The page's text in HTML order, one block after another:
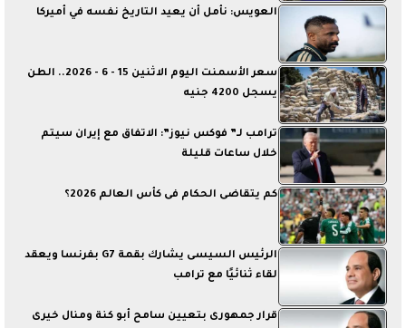
العويس: نأمل أن يعيد التاريخ نفسه في أميركا
سعر الأسمنت اليوم الاثنين 15 - 6 - 2026.. الطن
يسجل 4200 جنيه
ترامب لـ” فوكس نيوز”: الاتفاق مع إيران سيتم
خلال ساعات قليلة
كم يتقاضى الحكام فى كأس العالم 2026؟
الرئيس السيسى يشارك بقمة G7 بفرنسا ويعقد
لقاء ثنائيًا مع ترامب
قرار جمهورى بتعيين سامح أبو كنة ومنال خيرى